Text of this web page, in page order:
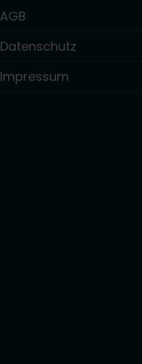
AGB
Datenschutz
Impressum